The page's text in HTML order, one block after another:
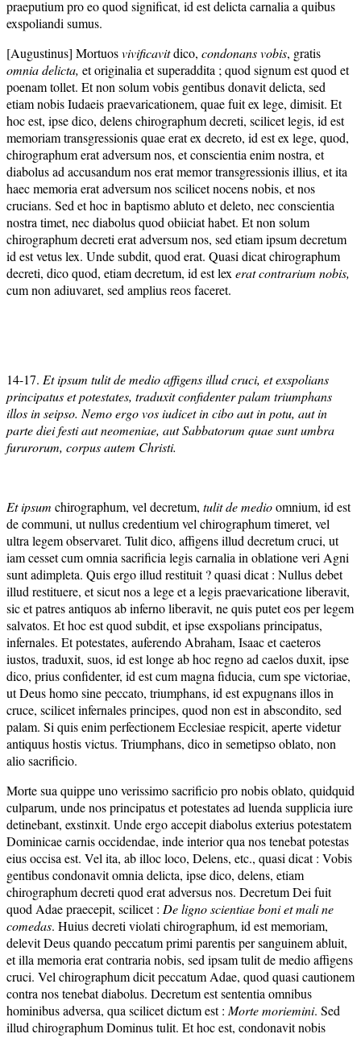
praeputium pro eo quod significat, id est delicta carnalia a quibus
exspoliandi sumus.
[Augustinus] Mortuosvivificavitdico, condonans vobis, gratis
omnia delicta, et originalia et superaddita ; quod signum est quod et
poenam tollet. Et non solum vobis gentibus donavit delicta, sed
etiam nobis Iudaeis praevaricationem, quae fuit ex lege, dimisit. Et
hoc est, ipse dico, delens chirographum decreti, scilicet legis, id est
memoriam transgressionis quae erat ex decreto, id est ex lege, quod,
chirographum erat adversum nos, et conscientia enim nostra, et
diabolus ad accusandum nos erat memor transgressionis illius, et ita
haec memoria erat adversum nos scilicet nocens nobis, et nos
crucians. Sed et hoc in baptismo abluto et deleto, nec conscientia
nostra timet, nec diabolus quod obiiciat habet. Et non solum
chirographum decreti erat adversum nos, sed etiam ipsum decretum
id est vetus lex. Unde subdit, quod erat. Quasi dicat chirographum
decreti, dico quod, etiam decretum, id est lex erat contrarium nobis,
cum non adiuvaret, sed amplius reos faceret.
14-17. Et ipsum tulit de medio affigens illud cruci, et exspolians
principatus et potestates, traduxit confidenter palam triumphans
illos in seipso. Nemo ergo vos iudicet in cibo aut in potu, aut in
parte diei festi aut neomeniae, aut Sabbatorum quae sunt umbra
fururorum, corpus autem Christi.
Et ipsum chirographum, vel decretum, tulit de medioomnium, id est
de communi, ut nullus credentium vel chirographum timeret, vel
ultra legem observaret. Tulit dico, affigens illud decretum cruci, ut
iam cesset cum omnia sacrificia legis carnalia in oblatione veri Agni
sunt adimpleta. Quis ergo illud restituit ? quasi dicat : Nullus debet
illud restituere, et sicut nos a lege et a legis praevaricatione liberavit,
sic et patres antiquos ab inferno liberavit, ne quis putet eos per legem
salvatos. Et hoc est quod subdit, et ipse exspolians principatus,
infernales. Et potestates, auferendo Abraham, Isaac et caeteros
iustos, traduxit, suos, id est longe ab hoc regno ad caelos duxit, ipse
dico, prius confidenter, id est cum magna fiducia, cum spe victoriae,
ut Deus homo sine peccato, triumphans, id est expugnans illos in
cruce, scilicet infernales principes, quod non est in abscondito, sed
palam. Si quis enim perfectionem Ecclesiae respicit, aperte videtur
antiquus hostis victus. Triumphans, dico in semetipso oblato, non
alio sacrificio.
Morte sua quippe uno verissimo sacrificio pro nobis oblato, quidquid
culparum, unde nos principatus et potestates ad luenda supplicia iure
detinebant, exstinxit. Unde ergo accepit diabolus exterius potestatem
Dominicae carnis occidendae, inde interior qua nos tenebat potestas
eius occisa est. Vel ita, ab illoc loco, Delens, etc., quasi dicat : Vobis
gentibus condonavit omnia delicta, ipse dico, delens, etiam
chirographum decreti quod erat adversus nos. Decretum Dei fuit
quod Adae praecepit, scilicet : De ligno scientiae boni et mali ne
comedas. Huius decreti violati chirographum, id est memoriam,
delevit Deus quando peccatum primi parentis per sanguinem abluit,
et illa memoria erat contraria nobis, sed ipsam tulit de medio affigens
cruci. Vel chirographum dicit peccatum Adae, quod quasi cautionem
contra nos tenebat diabolus. Decretum est sententia omnibus
hominibus adversa, qua scilicet dictum est : Morte moriemini. Sed
illud chirographum Dominus tulit. Et hoc est, condonavit nobis